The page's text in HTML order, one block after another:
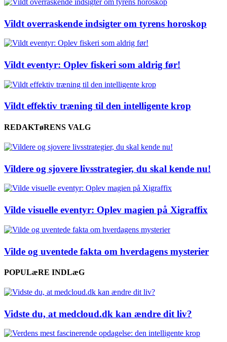
Vildt overraskende indsigter om tyrens horoskop
Vildt eventyr: Oplev fiskeri som aldrig før!
Vildt effektiv træning til den intelligente krop
REDAKTøRENS VALG
Vildere og sjovere livsstrategier, du skal kende nu!
Vilde visuelle eventyr: Oplev magien på Xigraffix
Vilde og uventede fakta om hverdagens mysterier
POPULæRE INDLæG
Vidste du, at medcloud.dk kan ændre dit liv?